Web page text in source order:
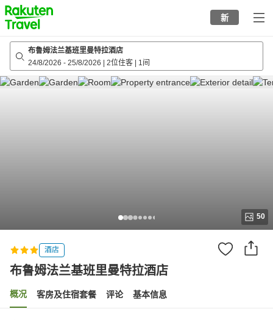
to
top
page
新
布鲁姆法兰基班里曼特拉酒店
24/8/2026 - 25/8/2026 2位住客 1间
50
酒店
布鲁姆法兰基班里曼特拉酒店
概况 客房及住宿套餐 评论 基本信息